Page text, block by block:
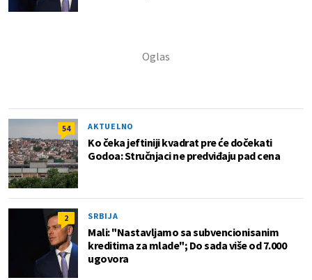
54 AKTUELNO
Ko čeka jeftiniji kvadrat pre će dočekati
Godoa: Stručnjaci ne predviđaju pad cena
2 SRBIJA
Mali: "Nastavljamo sa subvencionisanim
kreditima za mlade"; Do sada više od 7.000
ugovora